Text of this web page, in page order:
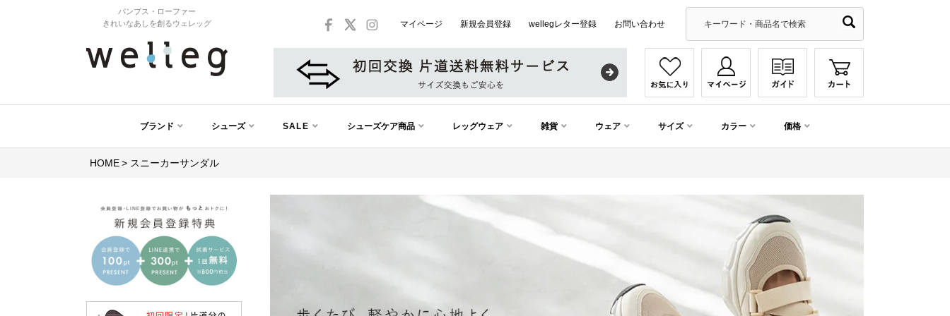
パンプス・ローファー
きれいなあしを創るウェレッグ
マイページ 新規会員登録 wellegレター登録 お問い合わせ
ブランド シューズ SALE シューズケア商品 レッグウェア 雑貨 ウェア サイズ カラー 価格
HOME スニーカーサンダル